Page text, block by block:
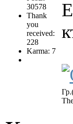
30578
Thank
you
received:
228
Karma: 7